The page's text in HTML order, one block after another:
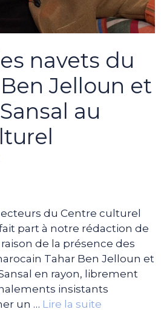
navets du
Jelloun et
au
du Centre culturel
part à notre rédaction de
de la présence des
Tahar Ben Jelloun et
en rayon, librement
insistants
un … Lire la suite